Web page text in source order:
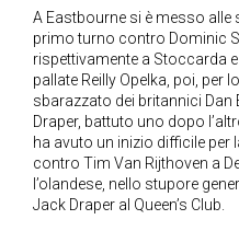
A Eastbourne si è messo alle
primo turno contro Dominic
rispettivamente a Stoccarda
pallate Reilly Opelka, poi, per
sbarazzato dei britannici Dan
Draper, battuto uno dopo
ha avuto un inizio difficile per
contro Tim Van Rijthoven a
l’olandese, nello stupore
Jack Draper al Queen’s Club.